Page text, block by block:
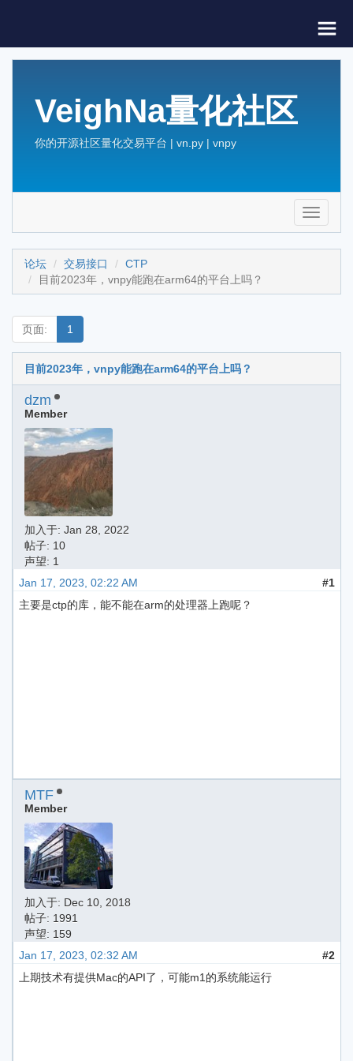
VeighNa量化社区
你的开源社区量化交易平台 | vn.py | vnpy
Toggle
论坛 交易接口
CTP
目前2023年，vnpy能跑在arm64的平台上吗？
页面: 1
目前2023年，vnpy能跑在arm64的平台上吗？
dzm
Member
加入于: Jan 28, 2022
帖子: 10
声望: 1
Jan 17, 2023, 02:22 AM
#1
主要是ctp的库，能不能在arm的处理器上跑呢？
MTF
Member
加入于: Dec 10, 2018
帖子: 1991
声望: 159
Jan 17, 2023, 02:32 AM
#2
上期技术有提供Mac的API了，可能m1的系统能运行